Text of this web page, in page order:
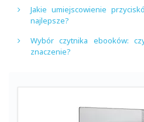
Jakie umiejscowienie
najlepsze?
Wybór czytnika ebooków:
znaczenie?